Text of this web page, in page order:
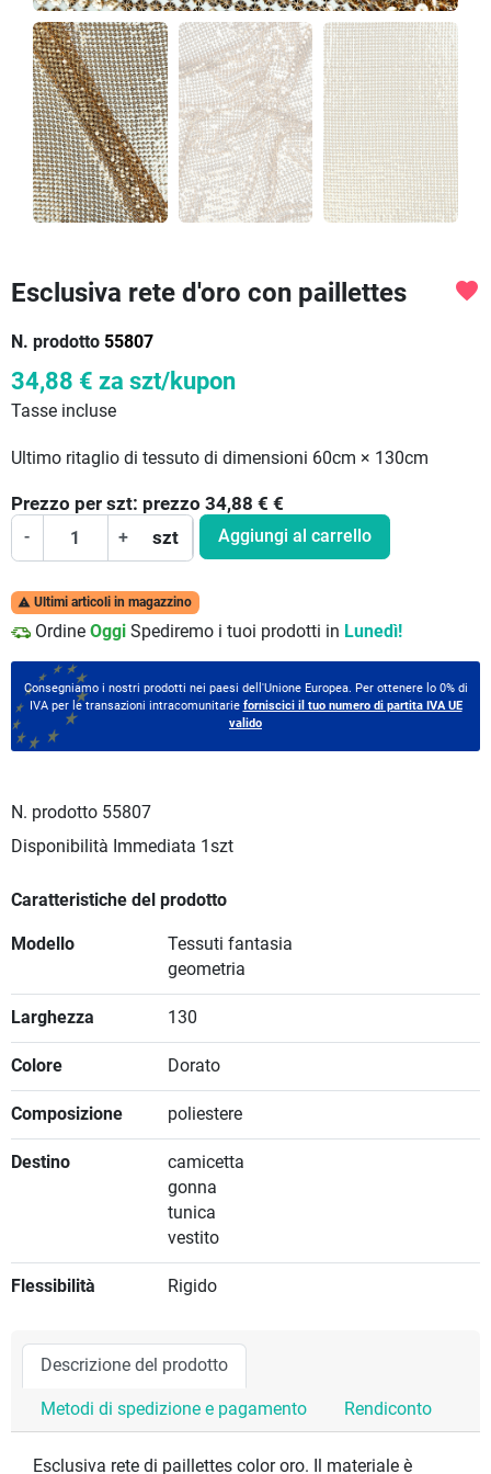
Esclusiva rete d'oro con paillettes
N. prodotto 55807
favorite
34,88 € za szt/kupon
Tasse incluse
Ultimo ritaglio di tessuto di dimensioni 60cm × 130cm
Prezzo per szt: prezzo 34,88 € €
- + szt Aggiungi al carrello
 Ultimi articoli in magazzino
Ordine Oggi Spediremo i tuoi prodotti in Lunedì!
Consegniamo i nostri prodotti nei paesi dell'Unione Europea. Per ottenere lo 0% di
IVA per le transazioni intracomunitarie forniscici il tuo numero di partita IVA UE
valido
N. prodotto 55807
Disponibilità Immediata 1szt
Caratteristiche del prodotto
Modello
Tessuti fantasia
geometria
Larghezza 130
Colore Dorato
Composizione poliestere
Destino
camicetta
gonna
tunica
vestito
Flessibilità Rigido
Descrizione del prodotto
Metodi di spedizione e pagamento Rendiconto
Esclusiva rete di paillettes color oro. Il materiale è